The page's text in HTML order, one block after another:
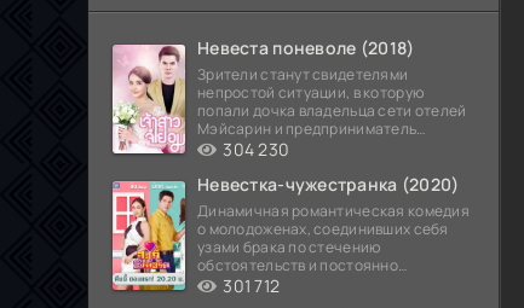
Невеста поневоле (2018)
Зрители станут свидетелями
непростой ситуации, в которую
попали дочка владельца сети отелей
Мэйсарин и предприниматель
Кетдэн. Обоих главных героев
304 230
Невестка-чужестранка (2020)
Динамичная романтическая комедия
о молодоженах, соединивших себя
узами брака по стечению
обстоятельств и постоянно
попадающих в курьезные ситуации...
301 712